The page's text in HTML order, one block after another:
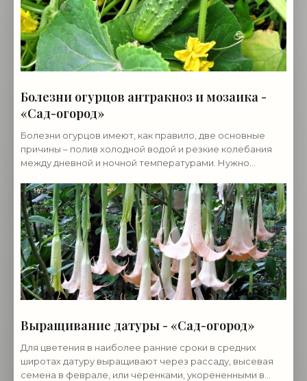
Болезни огурцов антракноз и мозаика -
«Сад-огород»
Болезни огурцов имеют, как правило, две основные
причины – полив холодной водой и резкие колебания
между дневной и ночной температурами. Нужно
чтобы
Выращивание датуры - «Сад-огород»
Для цветения в наиболее ранние сроки в средних
широтах датуру выращивают через рассаду, высевая
семена в феврале, или черенками, укорененными в